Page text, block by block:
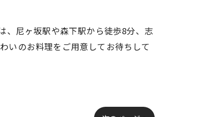
、尼ヶ坂駅や森下駅から徒歩8分、志
いのお料理をご用意してお待ちして